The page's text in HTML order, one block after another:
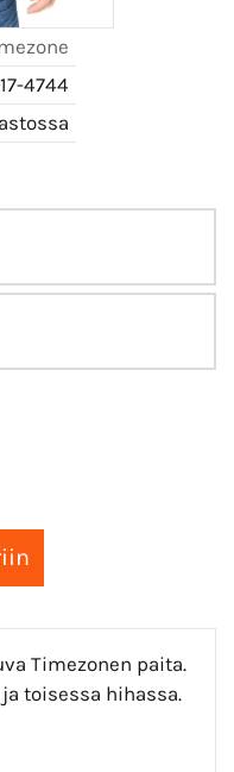
4744
Timezonen paita.
toisessa hihassa.